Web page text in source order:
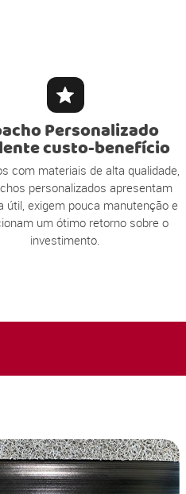
Personalizado
custo-benefício
com materiais de alta qualidade,
personalizados apresentam
útil, exigem pouca manutenção e
um ótimo retorno sobre o
investimento.